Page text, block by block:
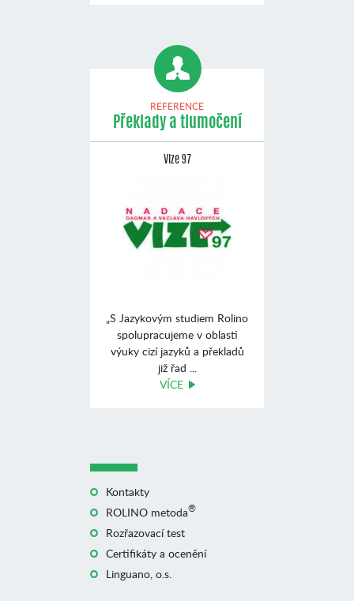
REFERENCE
Překlady a tlumočení
Vize 97
„S Jazykovým studiem Rolino
spolupracujeme v oblasti
výuky cizí jazyků a překladů
již řad ...
VÍCE
Kontakty
ROLINO metoda®
Rozřazovací test
Certifikáty a ocenění
Linguano, o.s.